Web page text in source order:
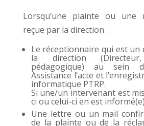
Lorsqu’une plainte ou une
reçue par la direction :
Le réceptionnaire qui est un
la direction (Directeur,
pédagogique) au sein de
Assistance l’acte et
informatique PTRP.
Si une/un intervenant est
ci ou celui-ci en est
Une lettre ou un mail
de la plainte ou de la